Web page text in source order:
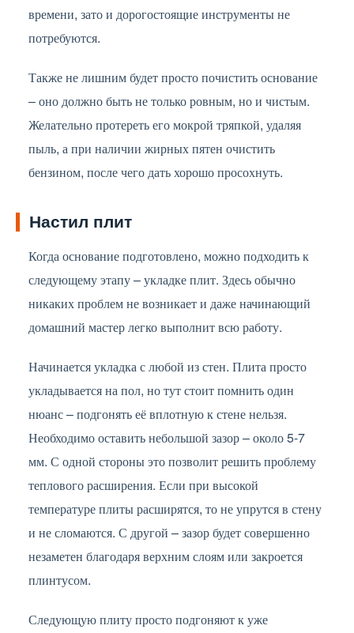
времени, зато и дорогостоящие инструменты не
потребуются.
Также не лишним будет просто почистить основание
– оно должно быть не только ровным, но и чистым.
Желательно протереть его мокрой тряпкой, удаляя
пыль, а при наличии жирных пятен очистить
бензином, после чего дать хорошо просохнуть.
Настил плит
Когда основание подготовлено, можно подходить к
следующему этапу – укладке плит. Здесь обычно
никаких проблем не возникает и даже начинающий
домашний мастер легко выполнит всю работу.
Начинается укладка с любой из стен. Плита просто
укладывается на пол, но тут стоит помнить один
нюанс – подгонять её вплотную к стене нельзя.
Необходимо оставить небольшой зазор – около 5-7
мм. С одной стороны это позволит решить проблему
теплового расширения. Если при высокой
температуре плиты расширятся, то не упрутся в стену
и не сломаются. С другой – зазор будет совершенно
незаметен благодаря верхним слоям или закроется
плинтусом.
Следующую плиту просто подгоняют к уже